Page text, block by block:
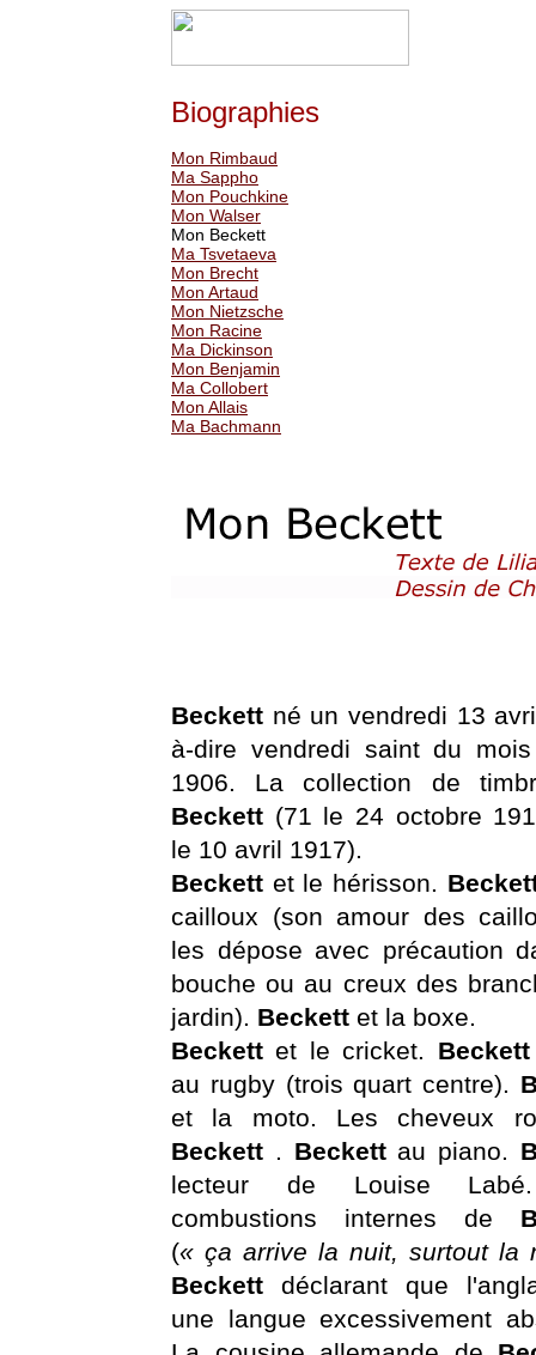
Biographies
Mon Rimbaud
Ma Sappho
Mon Pouchkine
Mon Walser
Mon Beckett
Ma Tsvetaeva
Mon Brecht
Mon Artaud
Mon Nietzsche
Mon Racine
Ma Dickinson
Mon Benjamin
Ma Collobert
Mon Allais
Ma Bachmann
Beckett né un vendredi 13
à-dire vendredi saint du
1906. La collection de
Beckett (71 le 24 octobre
le 10 avril 1917).
Beckett et le hérisson.
cailloux (son amour des
les dépose avec précaution
bouche ou au creux des
jardin). Beckett et la boxe.
Beckettet le cricket.
au rugby (trois quart centre).
et la moto. Les cheveux
Beckett . Beckett au piano.
lecteur de Louise
combustions internes de
(« ça arrive la nuit, surtout la
Beckett déclarant que
une langue excessivement